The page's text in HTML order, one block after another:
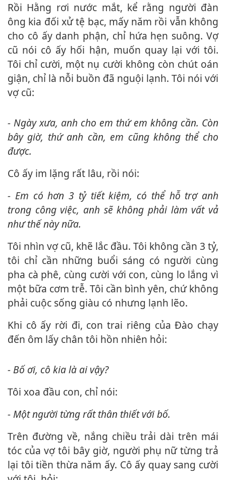
Rồi Hằng rơi nước mắt, kể rằng người đàn
ông kia đối xử tệ bạc, mấy năm rồi vẫn không
cho cô ấy danh phận, chỉ hứa hẹn suông. Vợ
cũ nói cô ấy hối hận, muốn quay lại với tôi.
Tôi chỉ cười, một nụ cười không còn chút oán
giận, chỉ là nỗi buồn đã nguội lạnh. Tôi nói với
vợ cũ:
- Ngày xưa, anh cho em thứ em không cần. Còn
bây giờ, thứ anh cần, em cũng không thể cho
được.
Cô ấy im lặng rất lâu, rồi nói:
- Em có hơn 3 tỷ tiết kiệm, có thể hỗ trợ anh
trong công việc, anh sẽ không phải làm vất vả
như thế này nữa.
Tôi nhìn vợ cũ, khẽ lắc đầu. Tôi không cần 3 tỷ,
tôi chỉ cần những buổi sáng có người cùng
pha cà phê, cùng cười với con, cùng lo lắng vì
một bữa cơm trễ. Tôi cần bình yên, chứ không
phải cuộc sống giàu có nhưng lạnh lẽo.
Khi cô ấy rời đi, con trai riêng của Đào chạy
đến ôm lấy chân tôi hồn nhiên hỏi:
- Bố ơi, cô kia là ai vậy?
Tôi xoa đầu con, chỉ nói:
- Một người từng rất thân thiết với bố.
Trên đường về, nắng chiều trải dài trên mái
tóc của vợ tôi bây giờ, người phụ nữ từng trả
lại tôi tiền thừa năm ấy. Cô ấy quay sang cười